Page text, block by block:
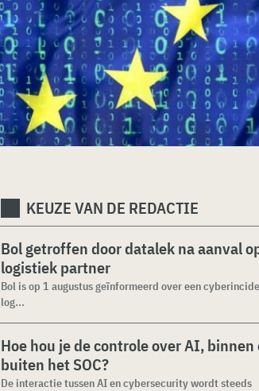
KEUZE VAN DE REDACTIE
Bol getroffen door datalek na aanval
logistiek partner
Bol is op 1 augustus geïnformeerd over een
log...
Hoe hou je de controle over AI, binnen
buiten het SOC?
De interactie tussen AI en cybersecurity wordt steeds